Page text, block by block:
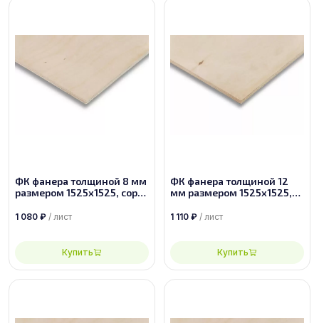
ФК фанера толщиной 8 мм
размером 1525х1525, сорт
1 080 ₽ / лист
Купить
ФК фанера толщиной 12
мм размером 1525х1525,
1 110 ₽ / лист
Купить